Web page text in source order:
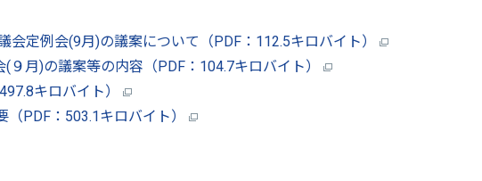
会定例会(9月)の議案について（PDF：112.5キロバイト）
９月)の議案等の内容（PDF：104.7キロバイト）
キロバイト）
（PDF：503.1キロバイト）